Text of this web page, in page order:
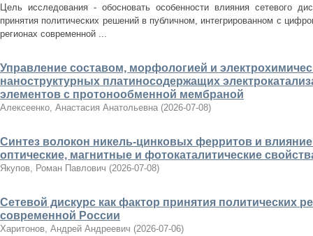
Цель исследования - обосновать особенности влияния сетевого
принятия политических решений в публичном, интегрированном с
регионах современной ...
Управление составом, морфологией и
наноструктурных платиносодержащих
элементов с протонообменной мембраной
Алексеенко, Анастасия Анатольевна (2026-07-08)
Синтез волокон никель-цинковых ферритов и влияние
оптические, магнитные и фотокаталитические
Якупов, Роман Павлович (2026-07-08)
Сетевой дискурс как фактор принятия политических
современной России
Харитонов, Андрей Андреевич (2026-07-06)